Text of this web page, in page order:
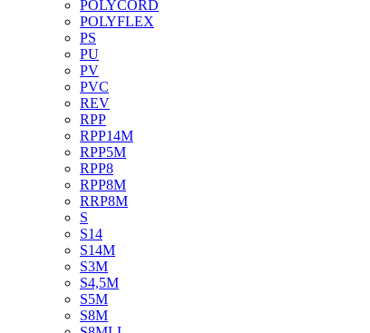
POLYCORD
POLYFLEX
PS
PU
PV
PVC
REV
RPP
RPP14M
RPP5M
RPP8
RPP8M
RRP8M
S
S14
S14M
S3M
S4,5M
S5M
S8M